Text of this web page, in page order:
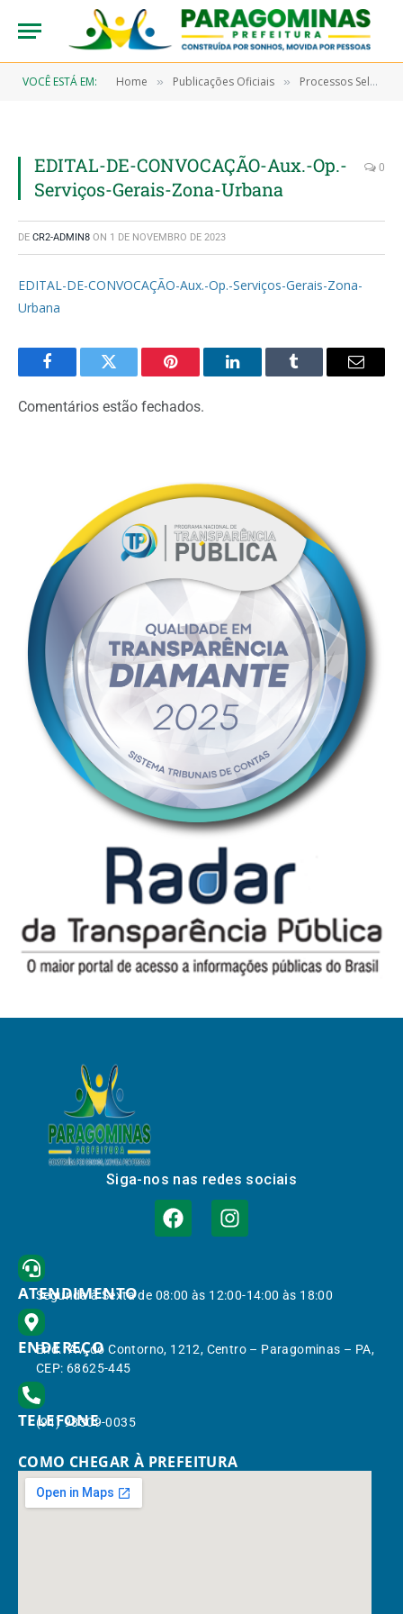
VOCÊ ESTÁ EM: Home » Publicações Oficiais » Processos Seletivos
EDITAL-DE-CONVOCAÇÃO-Aux.-Op.-
Serviços-Gerais-Zona-Urbana
0
DE CR2-ADMIN8 ON 1 DE NOVEMBRO DE 2023
EDITAL-DE-CONVOCAÇÃO-Aux.-Op.-Serviços-Gerais-Zona-
Urbana
FacebookTwitter Pinterest LinkedInTumblr Email
Comentários estão fechados.
Siga-nos nas redes sociais
ATENDIMENTO
Segunda à Sexta de 08:00 às 12:00-14:00 às 18:00
ENDEREÇO
End.: Av. do Contorno, 1212, Centro – Paragominas – PA,
CEP: 68625-445
TELEFONE
(91) 98309-0035
COMO CHEGAR À PREFEITURA